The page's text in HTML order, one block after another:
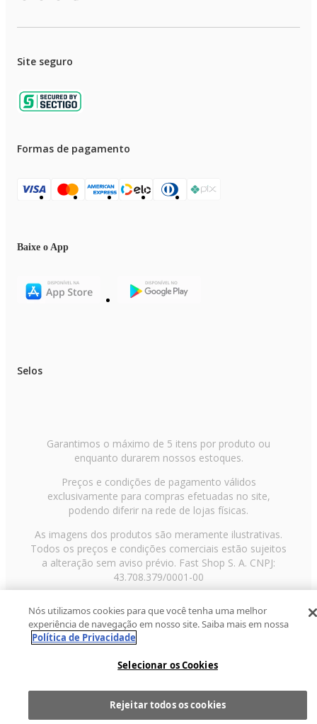
Site seguro
Formas de pagamento
Baixe o App
Selos
Garantimos o máximo de 5 itens por produto ou
enquanto durarem nossos estoques.
Preços e condições de pagamento válidos
exclusivamente para compras efetuadas no site,
podendo diferir na rede de lojas físicas.
As imagens dos produtos são meramente ilustrativas.
Todos os preços e condições comerciais estão sujeitos
a alteração sem aviso prévio. Fast Shop S. A. CNPJ:
43.708.379/0001-00
Paulo/SP, CEP 02029-001, Telefone: 11 3003-3728 ©
2013 Fast Shop - Todos os direitos reservadosRF
Nós utilizamos cookies para que você tenha uma melhor
experiência de navegação em nosso site. Saiba mais em nossa
Política de Privacidade
Selecionar os Cookies
Rejeitar todos os cookies